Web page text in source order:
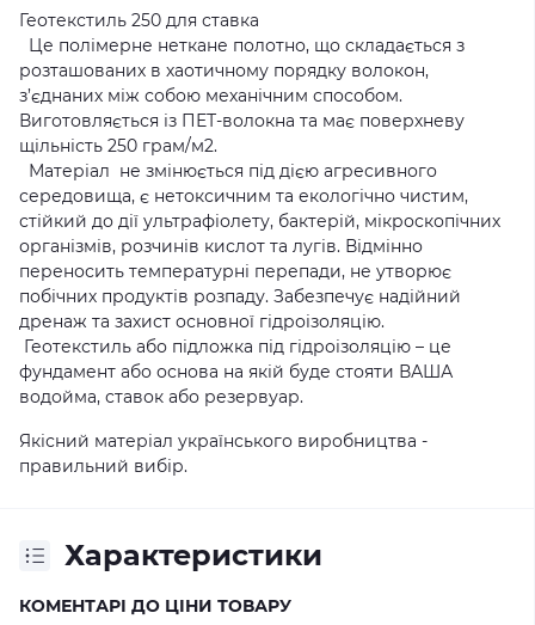
Геотекстиль 250 для ставка
Це полімерне неткане полотно, що складається з
розташованих в хаотичному порядку волокон,
з’єднаних між собою механічним способом.
Виготовляється із ПЕТ-волокна та має поверхневу
щільність 250 грам/м2.
Матеріал не змінюється під дією агресивного
середовища, є нетоксичним та екологічно чистим,
стійкий до дії ультрафіолету, бактерій, мікроскопічних
організмів, розчинів кислот та лугів. Відмінно
переносить температурні перепади, не утворює
побічних продуктів розпаду. Забезпечує надійний
дренаж та захист основної гідроізоляцію.
Геотекстиль або підложка під гідроізоляцію – це
фундамент або основа на якій буде стояти ВАША
водойма, ставок або резервуар.
Якісний матеріал українського виробництва -
правильний вибір.
Характеристики
КОМЕНТАРІ ДО ЦІНИ ТОВАРУ